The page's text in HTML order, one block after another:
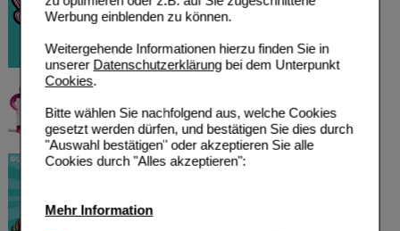
Werbung einblenden zu können.
Weitergehende Informationen hierzu finden Sie in
unserer Datenschutzerklärungbei dem Unterpunkt
Cookies.
Bitte wählen Sie nachfolgend aus, welche Cookies
gesetzt werden dürfen, und bestätigen Sie dies durch
"Auswahl bestätigen" oder akzeptieren Sie alle
Cookies durch "Alles akzeptieren":
Mehr Information